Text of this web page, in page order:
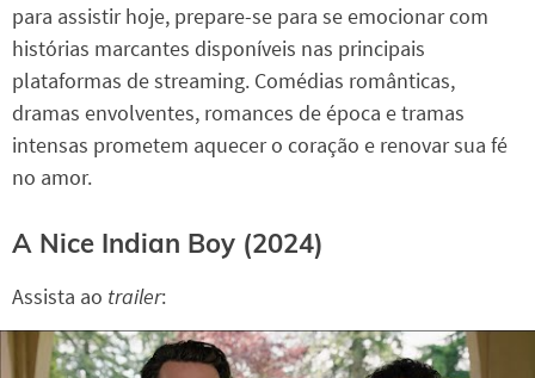
para assistir hoje, prepare-se para se emocionar com
histórias marcantes disponíveis nas principais
plataformas de streaming. Comédias românticas,
dramas envolventes, romances de época e tramas
intensas prometem aquecer o coração e renovar sua fé
no amor.
A Nice Indian Boy (2024)
Assista ao trailer: